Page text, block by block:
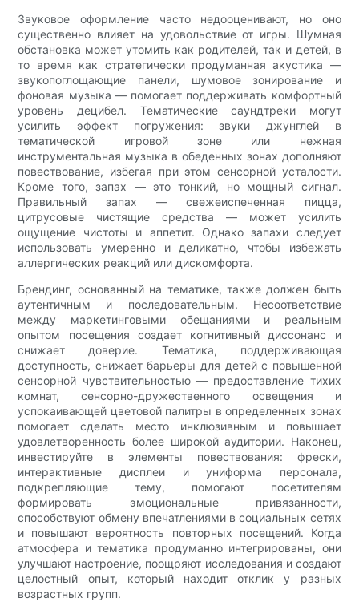
Звуковое оформление часто недооценивают, но оно
существенно влияет на удовольствие от игры. Шумная
обстановка может утомить как родителей, так и детей, в
то время как стратегически продуманная акустика —
звукопоглощающие панели, шумовое зонирование и
фоновая музыка — помогает поддерживать комфортный
уровень децибел. Тематические саундтреки могут
усилить эффект погружения: звуки джунглей в
тематической игровой зоне или нежная
инструментальная музыка в обеденных зонах дополняют
повествование, избегая при этом сенсорной усталости.
Кроме того, запах — это тонкий, но мощный сигнал.
Правильный запах — свежеиспеченная пицца,
цитрусовые чистящие средства — может усилить
ощущение чистоты и аппетит. Однако запахи следует
использовать умеренно и деликатно, чтобы избежать
аллергических реакций или дискомфорта.
Брендинг, основанный на тематике, также должен быть
аутентичным и последовательным. Несоответствие
между маркетинговыми обещаниями и реальным
опытом посещения создает когнитивный диссонанс и
снижает доверие. Тематика, поддерживающая
доступность, снижает барьеры для детей с повышенной
сенсорной чувствительностью — предоставление тихих
комнат, сенсорно-дружественного освещения и
успокаивающей цветовой палитры в определенных зонах
помогает сделать место инклюзивным и повышает
удовлетворенность более широкой аудитории. Наконец,
инвестируйте в элементы повествования: фрески,
интерактивные дисплеи и униформа персонала,
подкрепляющие тему, помогают посетителям
формировать эмоциональные привязанности,
способствуют обмену впечатлениями в социальных сетях
и повышают вероятность повторных посещений. Когда
атмосфера и тематика продуманно интегрированы, они
улучшают настроение, поощряют исследования и создают
целостный опыт, который находит отклик у разных
возрастных групп.